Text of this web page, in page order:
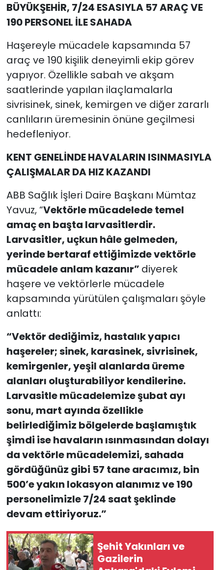
BÜYÜKŞEHİR, 7/24 ESASIYLA 57 ARAÇ VE
190 PERSONEL İLE SAHADA
Haşereyle mücadele kapsamında 57
araç ve 190 kişilik deneyimli ekip görev
yapıyor. Özellikle sabah ve akşam
saatlerinde yapılan ilaçlamalarla
sivrisinek, sinek, kemirgen ve diğer zararlı
canlıların üremesinin önüne geçilmesi
hedefleniyor.
KENT GENELİNDE HAVALARIN ISINMASIYLA
ÇALIŞMALAR DA HIZ KAZANDI
ABB Sağlık İşleri Daire Başkanı Mümtaz
Yavuz, “Vektörle mücadelede temel
amaç en başta larvasitlerdir.
Larvasitler, uçkun hâle gelmeden,
yerinde bertaraf ettiğimizde vektörle
mücadele anlam kazanır” diyerek
haşere ve vektörlerle mücadele
kapsamında yürütülen çalışmaları şöyle
anlattı:
“Vektör dediğimiz, hastalık yapıcı
haşereler; sinek, karasinek, sivrisinek,
kemirgenler, yeşil alanlarda üreme
alanları oluşturabiliyor kendilerine.
Larvasitle mücadelemize şubat ayı
sonu, mart ayında özellikle
belirlediğimiz bölgelerde başlamıştık
şimdi ise havaların ısınmasından dolayı
da vektörle mücadelemizi, sahada
gördüğünüz gibi 57 tane aracımız, bin
500’e yakın lokasyon alanımız ve 190
personelimizle 7/24 saat şeklinde
devam ettiriyoruz.”
Şehit Yakınları ve
Gazilerin